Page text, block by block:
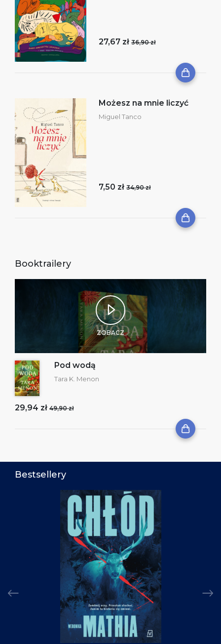
27,67 zł 36,90 zł
Możesz na mnie liczyć
Miguel Tanco
7,50 zł 34,90 zł
Booktrailery
ZOBACZ
Pod wodą
Tara K. Menon
29,94 zł 49,90 zł
Bestsellery